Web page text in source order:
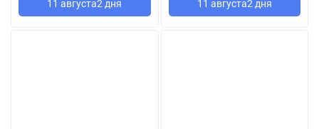
11 августа2 дня 11 августа2 дня